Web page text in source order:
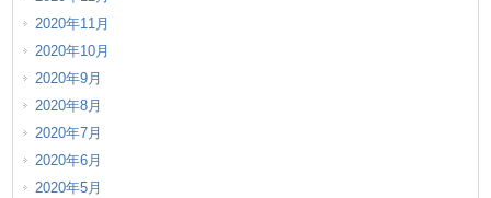
2020年11月
2020年10月
2020年9月
2020年8月
2020年7月
2020年6月
2020年5月